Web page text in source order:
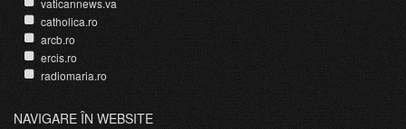
catholica.ro
arcb.ro
ercis.ro
radiomaria.ro
NAVIGARE ÎN WEBSITE